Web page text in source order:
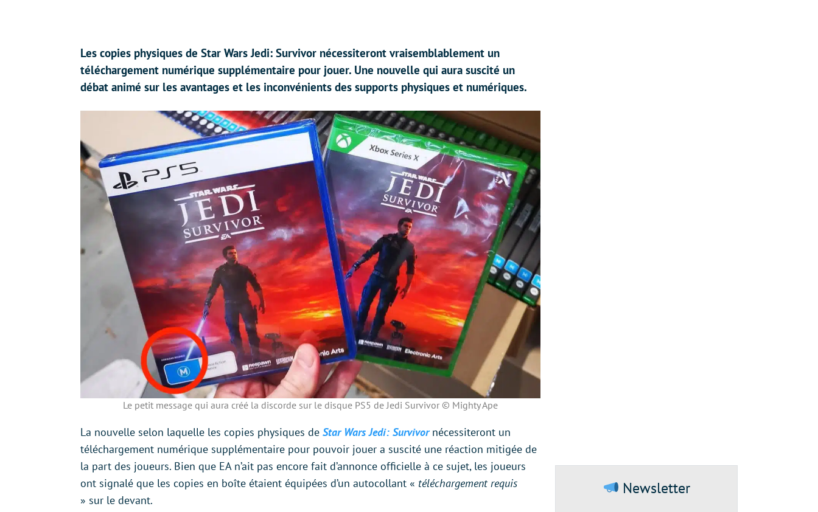
Les copies physiques de Star Wars Jedi: Survivor nécessiteront vraisemblablement un
téléchargement numérique supplémentaire pour jouer. Une nouvelle qui aura suscité un
débat animé sur les avantages et les inconvénients des supports physiques et numériques.
Le petit message qui aura créé la discorde sur le disque PS5 de Jedi Survivor © Mighty Ape
La nouvelle selon laquelle les copies physiques de Star Wars Jedi: Survivor nécessiteront un
téléchargement numérique supplémentaire pour pouvoir jouer a suscité une réaction mitigée de
la part des joueurs. Bien que EA n’ait pas encore fait d’annonce officielle à ce sujet, les joueurs
ont signalé que les copies en boîte étaient équipées d’un autocollant « téléchargement requis
» sur le devant.
Newsletter